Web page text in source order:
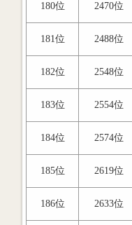
180位 2470位
181位 2488位
182位 2548位
183位 2554位
184位 2574位
185位 2619位
186位 2633位